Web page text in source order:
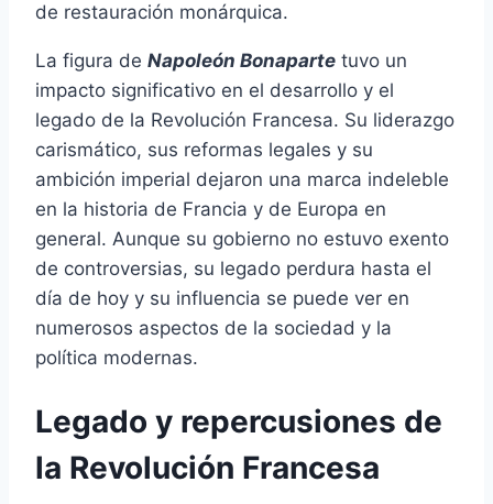
de restauración monárquica.
La figura de Napoleón Bonaparte tuvo un
impacto significativo en el desarrollo y el
legado de la Revolución Francesa. Su liderazgo
carismático, sus reformas legales y su
ambición imperial dejaron una marca indeleble
en la historia de Francia y de Europa en
general. Aunque su gobierno no estuvo exento
de controversias, su legado perdura hasta el
día de hoy y su influencia se puede ver en
numerosos aspectos de la sociedad y la
política modernas.
Legado y repercusiones de
la Revolución Francesa